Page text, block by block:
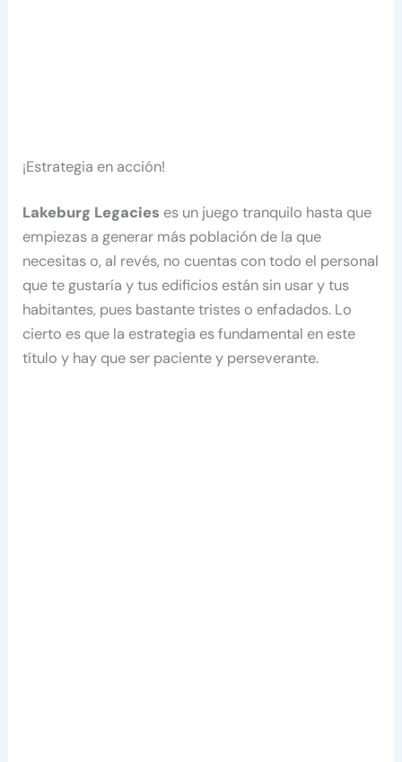
¡Estrategia en acción!
Lakeburg Legacies es un juego tranquilo hasta que
empiezas a generar más población de la que
necesitas o, al revés, no cuentas con todo el personal
que te gustaría y tus edificios están sin usar y tus
habitantes, pues bastante tristes o enfadados. Lo
cierto es que la estrategia es fundamental en este
título y hay que ser paciente y perseverante.